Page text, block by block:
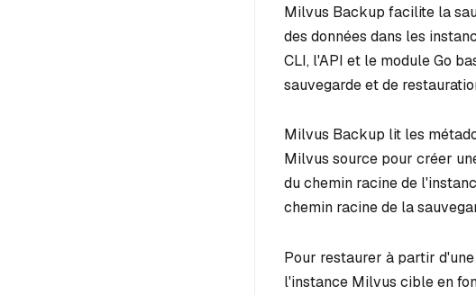
Milvus Backup facilite la
des données dans les
CLI, l'API et le module Go
sauvegarde et de
Milvus Backup lit les
Milvus source pour créer
du chemin racine de
chemin racine de la
Pour restaurer à partir
l'instance Milvus cible en